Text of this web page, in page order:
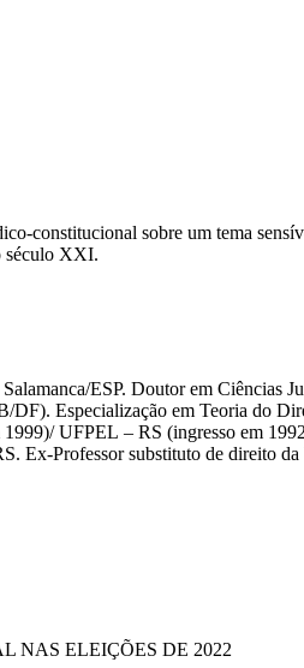
constitucional sobre um tema
século XXI.
ESP. Doutor em Ciências
Especialização em Teoria do
UFPEL – RS (ingresso em
Ex-Professor substituto de direito
NAS ELEIÇÕES DE 2022